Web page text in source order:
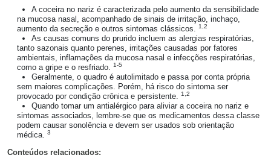
A coceira no nariz é caracterizada pelo aumento da sensibilidade
na mucosa nasal, acompanhado de sinais de irritação, inchaço,
aumento da secreção e outros sintomas clássicos.
1,2
As causas comuns do prurido incluem as alergias respiratórias,
tanto sazonais quanto perenes, irritações causadas por fatores
ambientais, inflamações da mucosa nasal e infecções respiratórias,
como a gripe e o resfriado.
1-5
Geralmente, o quadro é autolimitado e passa por conta própria
sem maiores complicações. Porém, há risco do sintoma ser
provocado por condição crônica e persistente.
1,2
Quando tomar um antialérgico para aliviar a coceira no nariz e
sintomas associados, lembre-se que os medicamentos dessa classe
podem causar sonolência e devem ser usados sob orientação
médica.
3
Conteúdos relacionados: